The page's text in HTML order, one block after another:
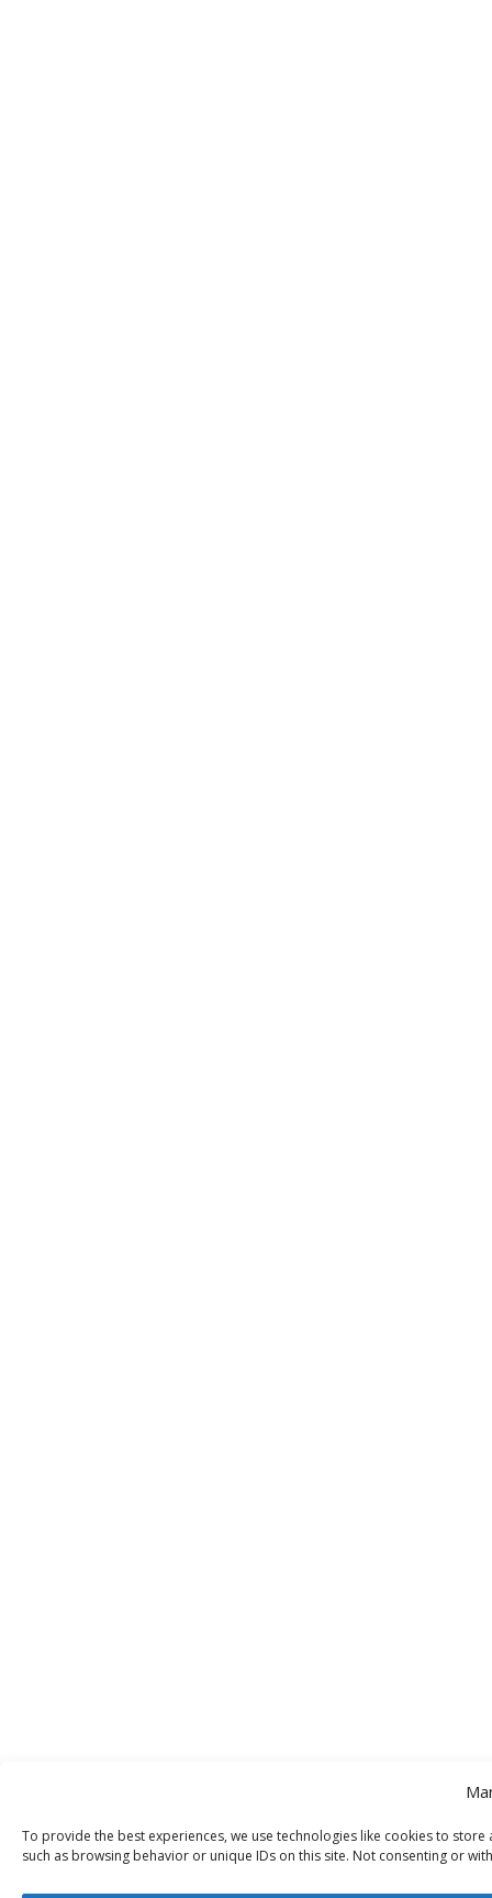
To provide the best experiences, we use technologies like cookies to
such as browsing behavior or unique IDs on this site. Not consenting or